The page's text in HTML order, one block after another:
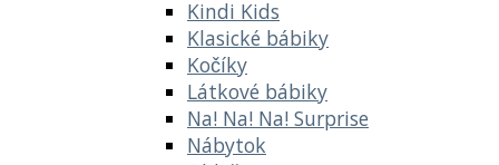
Kindi Kids
Klasické bábiky
Kočíky
Látkové bábiky
Na! Na! Na! Surprise
Nábytok